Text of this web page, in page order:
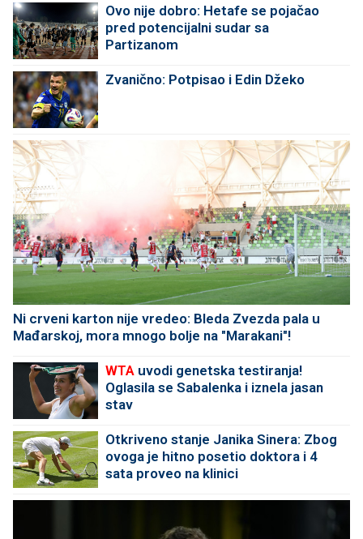
Ovo nije dobro: Hetafe se pojačao
pred potencijalni sudar sa
Partizanom
Zvanično: Potpisao i Edin Džeko
Ni crveni karton nije vredeo: Bleda Zvezda pala u
Mađarskoj, mora mnogo bolje na "Marakani"!
WTA uvodi genetska testiranja!
Oglasila se Sabalenka i iznela jasan
stav
Otkriveno stanje Janika Sinera: Zbog
ovoga je hitno posetio doktora i 4
sata proveo na klinici